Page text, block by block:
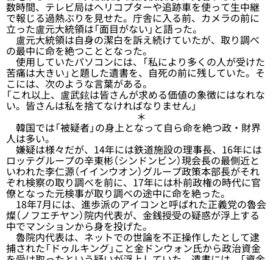
数時間、テレビ局はヘリコプターや追跡車を使って生中継
で報じる過熱ぶりを見せた。庁舎に入る前、カメラの前に
立った盧元大統領は「面目がない」と語った。
盧元大統領は自身の潔白を訴え続けていたが、取り調べ
の最中に命を絶つこととなった。
使用していたパソコンには、「私により多くの人が受けた
苦痛は大きい」と題した遺書を、自死の前に残していた。そ
こには、次のような言葉がある。
「これ以上、盧武鉉は皆さんが求める価値の象徴にはなれな
い。皆さんは私を捨てなければなりません」
＊
韓国では「被疑者」の身上となって自ら命を絶つ政・財界
人は多い。
嫌疑は様々だが、14年には鉄道施設の理事長、16年には
ロッテグループの辛東彬（シンドンビン）現会長の最側近と
いわれた李仁源（イインウオン）グループ政策本部長がそれ
ぞれ検察の取り調べを前に、17年には朴前政権の時代に官
僚となった元検事が取り調べの途中に命を絶った。
18年7月には、進歩派のアイコンと呼ばれた正義党の魯会
燦（ノフエチヤン）院内代表が、金銭授受の疑惑が浮上する
中でマンションから身を投げた。
魯院内代表は、ネットでの世論を不正操作したとして逮
捕された「ドゥルキング」こと金ドンウォン氏から政治資金